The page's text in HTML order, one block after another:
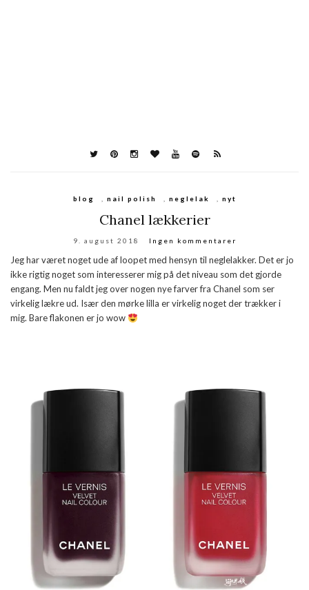
blog , nail polish , neglelak , nyt
Chanel lækkerier
9. august 2018 Ingen kommentarer
Jeg har været noget ude af loopet med hensyn til neglelakker. Det er jo
ikke rigtig noget som interesserer mig på det niveau som det gjorde
engang. Men nu faldt jeg over nogen nye farver fra Chanel som ser
virkelig lækre ud. Især den mørke lilla er virkelig noget der trækker i
mig. Bare flakonen er jo wow